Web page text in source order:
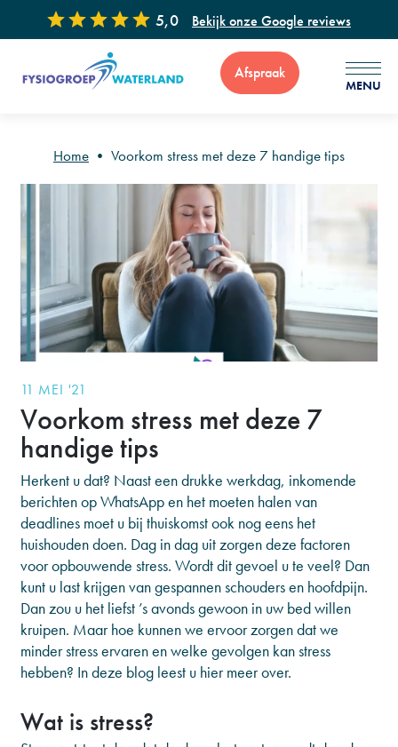
5,0 Bekijk onze Google reviews
Afspraak
MENU
Voor vragen of advies zijn wij 7 dagen per week bereikbaar via
: 0299 - 65 34 99
Home • Voorkom stress met deze 7 handige tips
11 MEI '21
Voorkom stress met deze 7
handige tips
Herkent u dat? Naast een drukke werkdag, inkomende
berichten op WhatsApp en het moeten halen van
deadlines moet u bij thuiskomst ook nog eens het
huishouden doen. Dag in dag uit zorgen deze factoren
voor opbouwende stress. Wordt dit gevoel u te veel? Dan
kunt u last krijgen van gespannen schouders en hoofdpijn.
Dan zou u het liefst ’s avonds gewoon in uw bed willen
kruipen. Maar hoe kunnen we ervoor zorgen dat we
minder stress ervaren en welke gevolgen kan stress
hebben? In deze blog leest u hier meer over.
Wat is stress?